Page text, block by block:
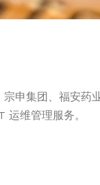
申集团、福安药
维管理服务。